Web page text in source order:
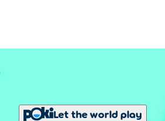
Let the world play